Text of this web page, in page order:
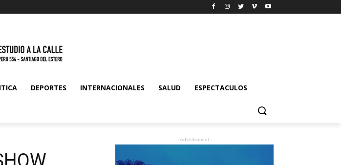
DEPORTES INTERNACIONALES SALUD ESPECTACULOS
- Advertisment -